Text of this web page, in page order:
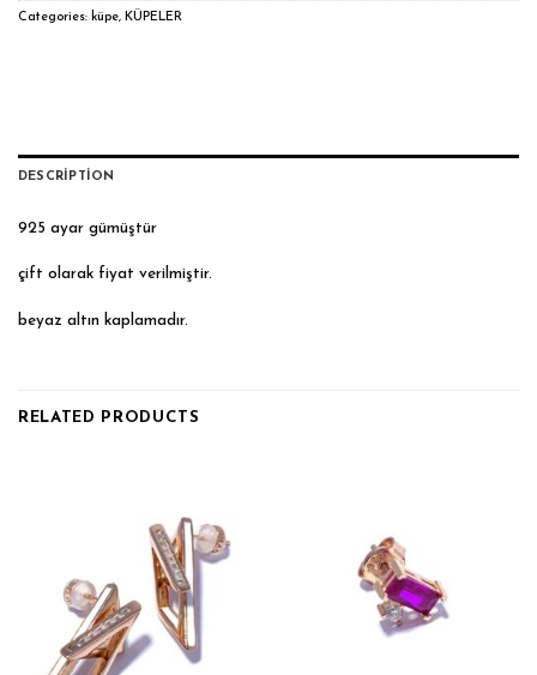
Categories: küpe, KÜPELER
DESCRIPTION
925 ayar gümüştür
çift olarak fiyat verilmiştir.
beyaz altın kaplamadır.
RELATED PRODUCTS